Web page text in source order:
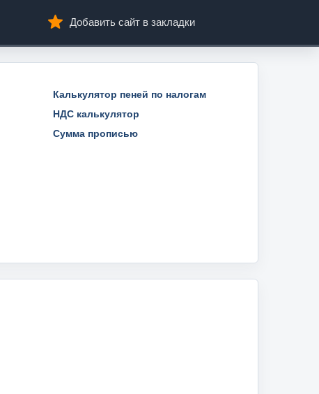
Добавить сайт в закладки
Калькулятор пеней по налогам
НДС калькулятор
Сумма прописью